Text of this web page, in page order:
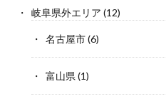
岐阜県外エリア (12)
名古屋市(6)
富山県 (1)